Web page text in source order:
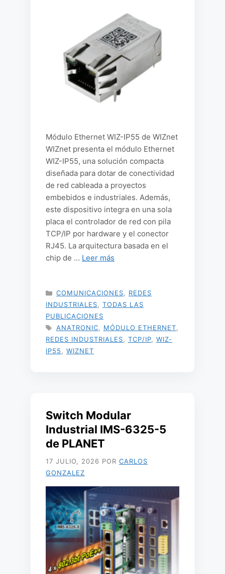
Módulo Ethernet WIZ-IP55 de WIZnet
WIZnet presenta el módulo Ethernet
WIZ-IP55, una solución compacta
diseñada para dotar de conectividad
de red cableada a proyectos
embebidos e industriales. Además,
este dispositivo integra en una sola
placa el controlador de red con pila
TCP/IP por hardware y el conector
RJ45. La arquitectura basada en el
chip de … Leer más
CATEGORÍAS
COMUNICACIONES
REDES
INDUSTRIALES
TODAS LAS
PUBLICACIONES
ETIQUETAS
ANATRONIC MÓDULO ETHERNET
REDES INDUSTRIALES
TCP/IP
WIZ-
IP55
WIZNET
Switch Modular
Industrial IMS-6325-5
de PLANET
17 JULIO, 2026 POR CARLOS
GONZALEZ